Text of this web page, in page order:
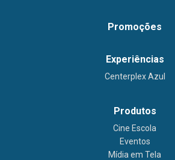
Promoções
Experiências
Centerplex Azul
Produtos
Cine Escola
Eventos
Mídia em Tela